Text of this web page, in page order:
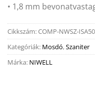
• 1,8 mm
Cikkszám:COMP-NWSZ-
Kategóriák: Mosdó,Szaniter
Márka: NIWELL